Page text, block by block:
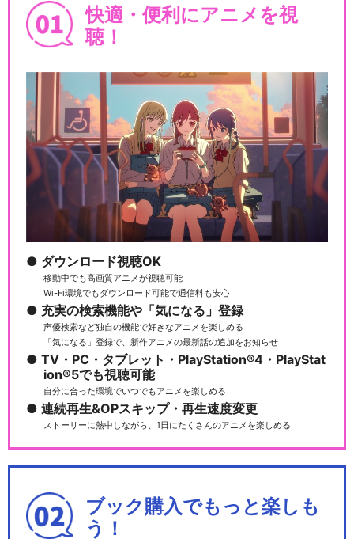
快適・便利にアニメを視
聴！
ダウンロード視聴OK
移動中でも高画質アニメが視聴可能
Wi-Fi環境でもダウンロード可能で通信料も安心
充実の検索機能や「気になる」登録
声優検索など独自の機能で好きなアニメを楽しめる
「気になる」登録で、新作アニメの最新話の追加をお知らせ
TV・PC・タブレット・PlayStation®4・PlayStat
ion®5でも視聴可能
自分に合った環境でいつでもアニメを楽しめる
連続再生&OPスキップ・再生速度変更
ストーリーに熱中しながら、1日にたくさんのアニメを楽しめる
ブック購入でもっと楽しも
う！